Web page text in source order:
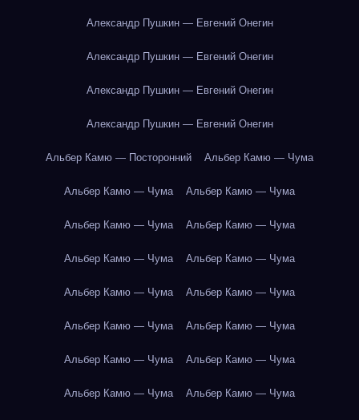
Александр Пушкин — Евгений Онегин
Александр Пушкин — Евгений Онегин
Александр Пушкин — Евгений Онегин
Александр Пушкин — Евгений Онегин
Альбер Камю — Посторонний Альбер Камю — Чума
Альбер Камю — Чума Альбер Камю — Чума
Альбер Камю — Чума Альбер Камю — Чума
Альбер Камю — Чума Альбер Камю — Чума
Альбер Камю — Чума Альбер Камю — Чума
Альбер Камю — Чума Альбер Камю — Чума
Альбер Камю — Чума Альбер Камю — Чума
Альбер Камю — Чума Альбер Камю — Чума